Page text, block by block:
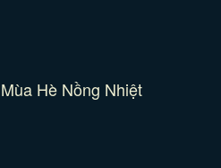
Mùa Hè Nồng Nhiệt